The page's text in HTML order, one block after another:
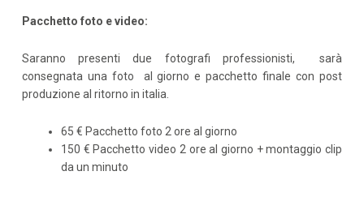
Pacchetto foto e video:
Saranno presenti due fotografi professionisti, sarà
consegnata una foto al giorno e pacchetto finale con post
produzione al ritorno in italia.
65 € Pacchetto foto 2 ore al giorno
150 € Pacchetto video 2 ore al giorno + montaggio clip
da un minuto